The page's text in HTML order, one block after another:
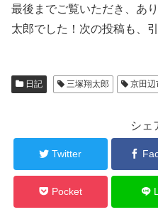
最後までご覧いただき、あ
太郎でした！次の投稿も、
日記 三塚翔太郎 京田辺
シェ
Twitter
Pocket